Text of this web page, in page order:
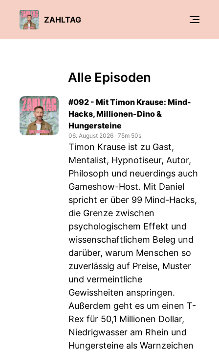
ZAHLTAG
Alle Episoden
#092 - Mit Timon Krause: Mind-
Hacks, Millionen-Dino &
Hungersteine
06. August 2026 ‧ 75m 50s
Timon Krause ist zu Gast,
Mentalist, Hypnotiseur, Autor,
Philosoph und neuerdings auch
Gameshow-Host. Mit Daniel
spricht er über 99 Mind-Hacks,
die Grenze zwischen
psychologischem Effekt und
wissenschaftlichem Beleg und
darüber, warum Menschen so
zuverlässig auf Preise, Muster
und vermeintliche
Gewissheiten anspringen.
Außerdem geht es um einen T-
Rex für 50,1 Millionen Dollar,
Niedrigwasser am Rhein und
Hungersteine als Warnzeichen